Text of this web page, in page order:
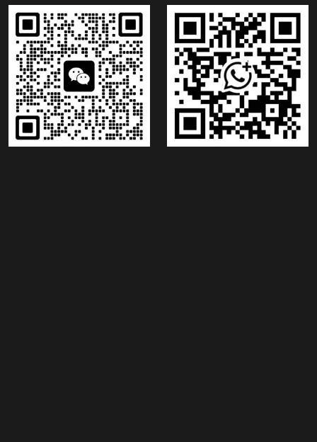
Máquina formadora de rollos C Purlin